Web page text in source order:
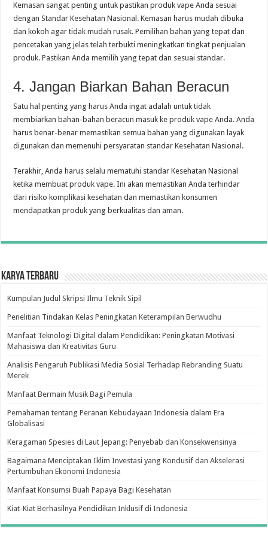
Kemasan sangat penting untuk pastikan produk vape Anda sesuai
dengan Standar Kesehatan Nasional. Kemasan harus mudah dibuka
dan kokoh agar tidak mudah rusak. Pemilihan bahan yang tepat dan
pencetakan yang jelas telah terbukti meningkatkan tingkat penjualan
produk. Pastikan Anda memilih yang tepat dan sesuai standar.
4. Jangan Biarkan Bahan Beracun
Satu hal penting yang harus Anda ingat adalah untuk tidak
membiarkan bahan-bahan beracun masuk ke produk vape Anda. Anda
harus benar-benar memastikan semua bahan yang digunakan layak
digunakan dan memenuhi persyaratan standar Kesehatan Nasional.
Terakhir, Anda harus selalu mematuhi standar Kesehatan Nasional
ketika membuat produk vape. Ini akan memastikan Anda terhindar
dari risiko komplikasi kesehatan dan memastikan konsumen
mendapatkan produk yang berkualitas dan aman.
Karya Terbaru
Kumpulan Judul Skripsi Ilmu Teknik Sipil
Penelitian Tindakan Kelas Peningkatan Keterampilan Berwudhu
Manfaat Teknologi Digital dalam Pendidikan: Peningkatan Motivasi
Mahasiswa dan Kreativitas Guru
Analisis Pengaruh Publikasi Media Sosial Terhadap Rebranding Suatu
Merek
Manfaat Bermain Musik Bagi Pemula
Pemahaman tentang Peranan Kebudayaan Indonesia dalam Era
Globalisasi
Keragaman Spesies di Laut Jepang: Penyebab dan Konsekwensinya
Bagaimana Menciptakan Iklim Investasi yang Kondusif dan Akselerasi
Pertumbuhan Ekonomi Indonesia
Manfaat Konsumsi Buah Papaya Bagi Kesehatan
Kiat-Kiat Berhasilnya Pendidikan Inklusif di Indonesia